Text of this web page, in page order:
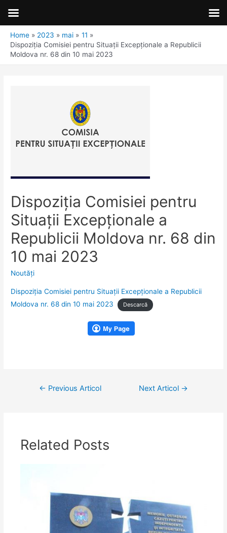
Home 2023 mai
11
Dispoziţia Comisiei pentru Situaţii Excepţionale a Republicii
Moldova nr. 68 din 10 mai 2023
Dispoziţia Comisiei pentru
Situaţii Excepţionale a
Republicii Moldova nr. 68 din
10 mai 2023
Noutăţi
Dispoziția Comisiei pentru Situații Excepționale a Republicii
Moldova nr. 68 din 10 mai 2023
Descarcă
Navigare
← Previous Articol Next Articol →
Related Posts